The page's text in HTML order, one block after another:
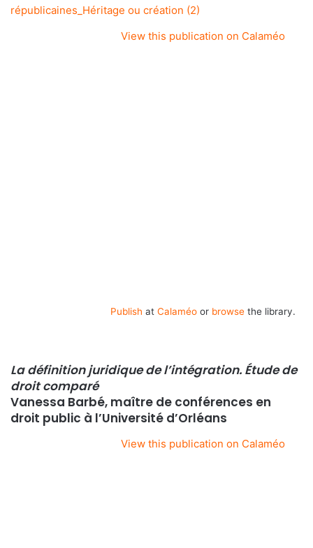
républicaines_Héritage ou création (2)
View this publication on Calaméo
Publish at Calaméoor browsethe library.
La définition juridique de l’intégration. Étude de
droit comparé
Vanessa Barbé, maître de conférences en
droit public à l’Université d’Orléans
View this publication on Calaméo